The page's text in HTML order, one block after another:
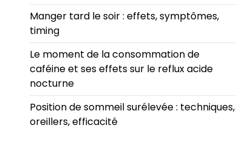
Manger tard le soir : effets, symptômes,
timing
Le moment de la consommation de
caféine et ses effets sur le reflux acide
nocturne
Position de sommeil surélevée : techniques,
oreillers, efficacité